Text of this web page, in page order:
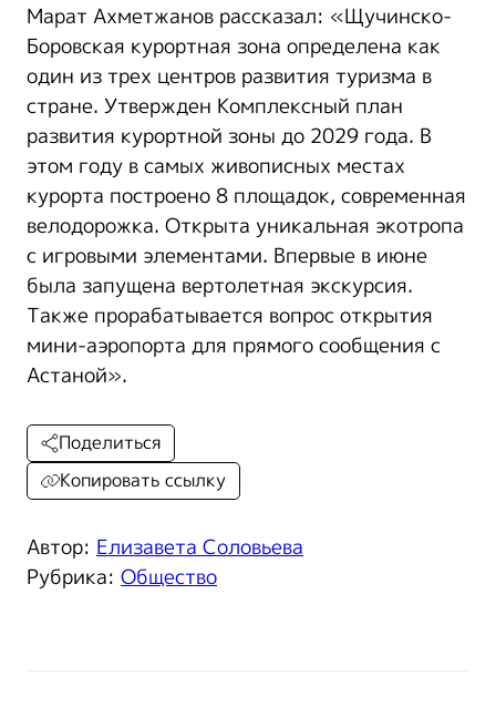
Марат Ахметжанов рассказал: «Щучинско-
Боровская курортная зона определена как
один из трех центров развития туризма в
стране. Утвержден Комплексный план
развития курортной зоны до 2029 года. В
этом году в самых живописных местах
курорта построено 8 площадок, современная
велодорожка. Открыта уникальная экотропа
с игровыми элементами. Впервые в июне
была запущена вертолетная экскурсия.
Также прорабатывается вопрос открытия
мини-аэропорта для прямого сообщения с
Астаной».
Автор: Елизавета Соловьева
Рубрика: Общество
Поделиться
Копировать ссылку